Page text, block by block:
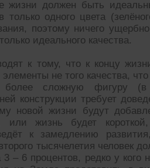
жизни должен быть
только одного цвета
поэтому ничего
идеального качества.
к тому, что к концу
не того качества,
сложную фигуру (в
конструкции требует
новой жизни будут
или жизнь будет
к замедлению
тысячелетия человек
– 6 процентов, редко у